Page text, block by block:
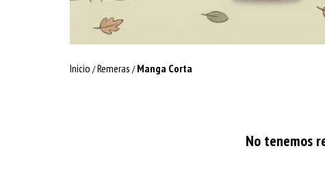
Inicio /Remeras / Manga Corta
No tenemos